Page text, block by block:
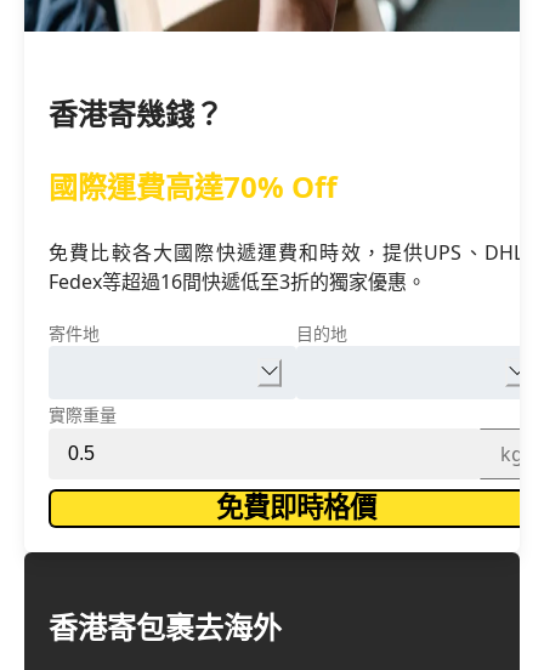
香港寄包裹去海外
香港寄幾錢？
國際運費高達70% Off
免費比較各大國際快遞運費和時效，提供UPS、DHL、
Fedex等超過16間快遞低至3折的獨家優惠。
寄件地 目的地
實際重量
kg
免費即時格價